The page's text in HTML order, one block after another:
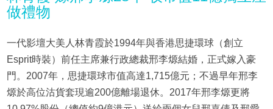
做禮物
一代影壇大美人林青霞於1994年與香港思捷環球（創立
Esprit時裝）前任主席兼行政總裁邢李㷧結婚，正式嫁入豪
門。2007年，思捷環球市值高達1,715億元；不過早年邢李
㷧於高位沽貨套現逾200億離場退休。2017年邢李㷧更將